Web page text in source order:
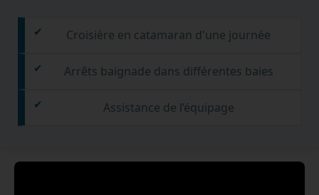
Croisière en catamaran d'une journée
Arrêts baignade dans différentes baies
Assistance de l’équipage